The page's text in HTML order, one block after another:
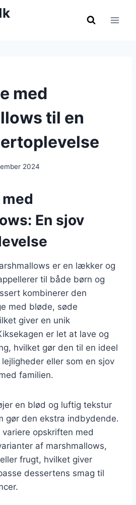
med
til en
2024
En sjov
er en lækker og
til både børn og
kombinerer den
med bløde, søde
giver en unik
er let at lave og
hvilket gør den til en ideel
eller som en sjov
familien.
en blød og luftig tekstur
gør den ekstra indbydende.
opskriften med
af marshmallows,
frugt, hvilket giver
dessertens smag til